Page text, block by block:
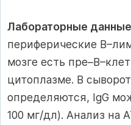
Лабораторные данные
периферические
мозге есть
цитоплазме. В
определяются, IgG
100 мг/дл). Анализ на